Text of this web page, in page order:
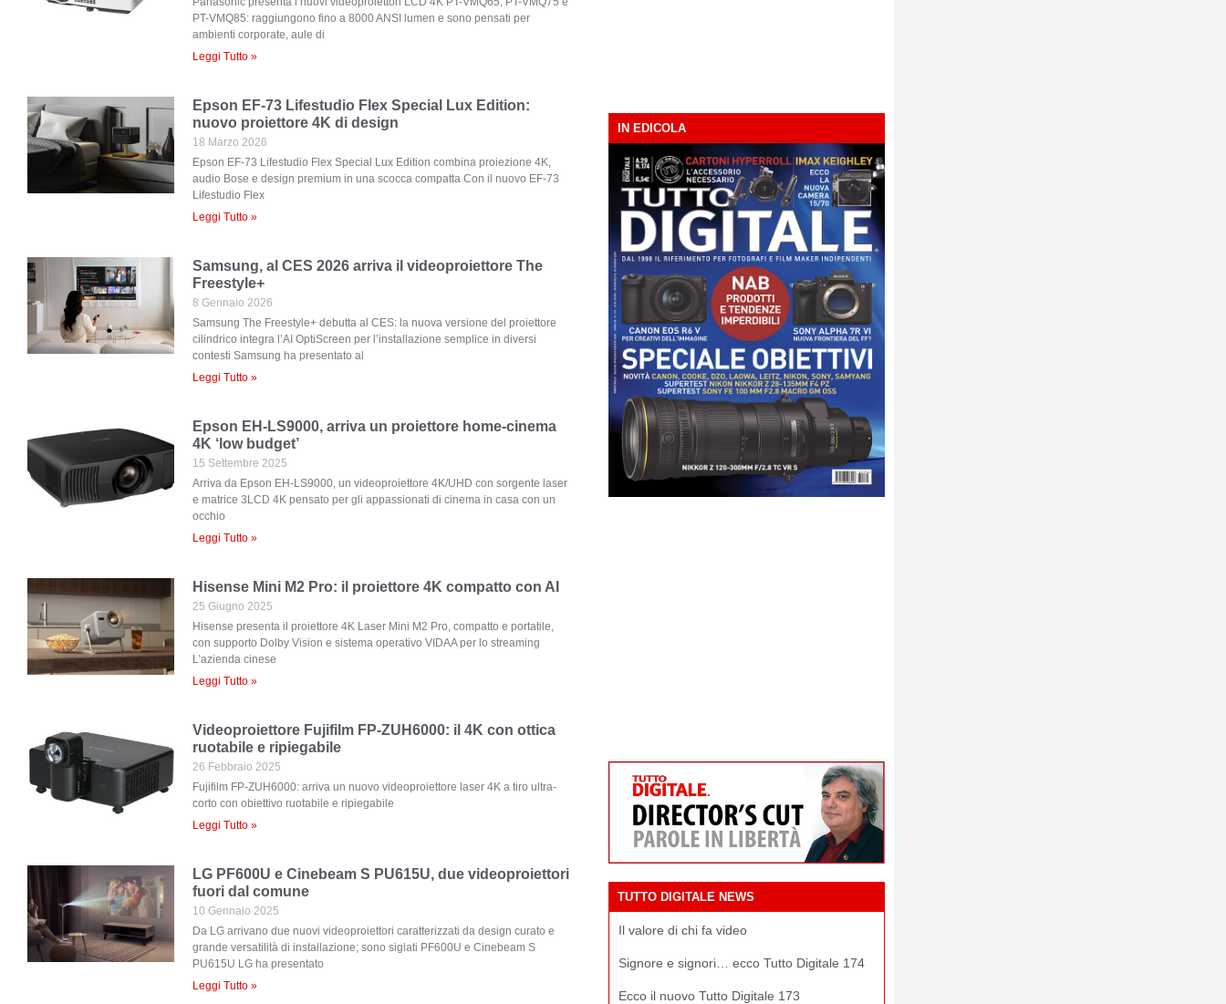
PT-VMQ85: raggiungono fino a 8000 ANSI lumen e sono pensati per
ambienti corporate, aule di
Leggi Tutto »
Epson EF-73 Lifestudio Flex Special Lux Edition:
nuovo proiettore 4K di design
18 Marzo 2026
Epson EF-73 Lifestudio Flex Special Lux Edition combina proiezione 4K,
audio Bose e design premium in una scocca compatta Con il nuovo EF-73
Lifestudio Flex
Leggi Tutto »
Samsung, al CES 2026 arriva il videoproiettore The
Freestyle+
8 Gennaio 2026
Samsung The Freestyle+ debutta al CES: la nuova versione del proiettore
cilindrico integra l’AI OptiScreen per l’installazione semplice in diversi
contesti Samsung ha presentato al
Leggi Tutto »
Epson EH-LS9000, arriva un proiettore home-cinema
4K ‘low budget’
15 Settembre 2025
Arriva da Epson EH-LS9000, un videoproiettore 4K/UHD con sorgente laser
e matrice 3LCD 4K pensato per gli appassionati di cinema in casa con un
occhio
Leggi Tutto »
Hisense Mini M2 Pro: il proiettore 4K compatto con AI
25 Giugno 2025
Hisense presenta il proiettore 4K Laser Mini M2 Pro, compatto e portatile,
con supporto Dolby Vision e sistema operativo VIDAA per lo streaming
L’azienda cinese
Leggi Tutto »
Videoproiettore Fujifilm FP-ZUH6000: il 4K con ottica
ruotabile e ripiegabile
26 Febbraio 2025
Fujifilm FP-ZUH6000: arriva un nuovo videoproiettore laser 4K a tiro ultra-
corto con obiettivo ruotabile e ripiegabile
Leggi Tutto »
LG PF600U e Cinebeam S PU615U, due videoproiettori
fuori dal comune
10 Gennaio 2025
Da LG arrivano due nuovi videoproiettori caratterizzati da design curato e
grande versatilità di installazione; sono siglati PF600U e Cinebeam S
PU615U LG ha presentato
Leggi Tutto »
IN EDICOLA
TUTTO DIGITALE NEWS
Il valore di chi fa video
Signore e signori… ecco Tutto Digitale 174
Ecco il nuovo Tutto Digitale 173